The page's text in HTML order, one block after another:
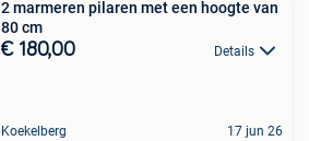
2 marmeren pilaren met een hoogte van
80 cm
€ 180,00 Details
Koekelberg 17 jun 26